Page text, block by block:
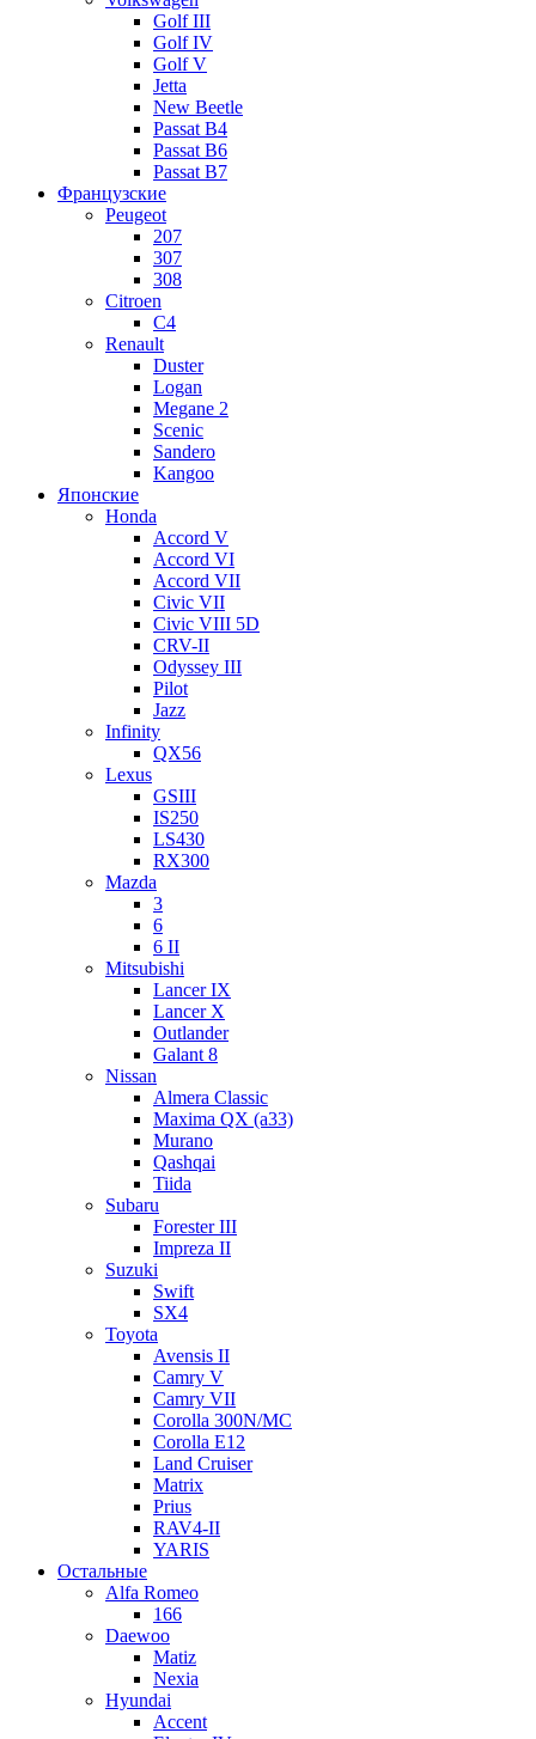
Golf III
Golf IV
Golf V
Jetta
New Beetle
Passat B4
Passat B6
Passat B7
Французские
Peugeot
207
307
308
Citroen
C4
Renault
Duster
Logan
Megane 2
Scenic
Sandero
Kangoo
Японские
Honda
Accord V
Accord VI
Accord VII
Civic VII
Civic VIII 5D
CRV-II
Odyssey III
Pilot
Jazz
Infinity
QX56
Lexus
GSIII
IS250
LS430
RX300
Mazda
3
6
6 II
Mitsubishi
Lancer IX
Lancer X
Outlander
Galant 8
Nissan
Almera Classic
Maxima QX (a33)
Murano
Qashqai
Tiida
Subaru
Forester III
Impreza II
Suzuki
Swift
SX4
Toyota
Avensis II
Camry V
Camry VII
Corolla 300N/MC
Corolla E12
Land Cruiser
Matrix
Prius
RAV4-II
YARIS
Остальные
Alfa Romeo
166
Daewoo
Matiz
Nexia
Hyundai
Accent